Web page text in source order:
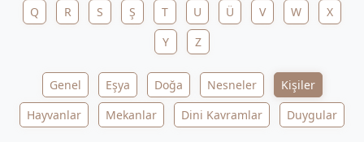
Q
R S Ş T U Ü V W
X
Y
Z
Genel Eşya Doğa Nesneler
Kişiler
Hayvanlar
Mekanlar Dini Kavramlar Duygular